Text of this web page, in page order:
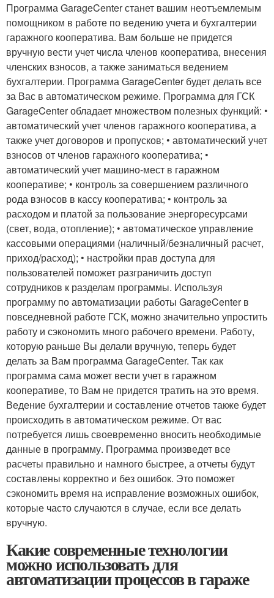
Программа GarageCenter станет вашим неотъемлемым
помощником в работе по ведению учета и бухгалтерии
гаражного кооператива. Вам больше не придется
вручную вести учет числа членов кооператива, внесения
членских взносов, а также заниматься ведением
бухгалтерии. Программа GarageCenter будет делать все
за Вас в автоматическом режиме. Программа для ГСК
GarageCenter обладает множеством полезных функций: •
автоматический учет членов гаражного кооператива, а
также учет договоров и пропусков; • автоматический учет
взносов от членов гаражного кооператива; •
автоматический учет машино-мест в гаражном
кооперативе; • контроль за совершением различного
рода взносов в кассу кооператива; • контроль за
расходом и платой за пользование энергоресурсами
(свет, вода, отопление); • автоматическое управление
кассовыми операциями (наличный/безналичный расчет,
приход/расход); • настройки прав доступа для
пользователей поможет разграничить доступ
сотрудников к разделам программы. Используя
программу по автоматизации работы GarageCenter в
повседневной работе ГСК, можно значительно упростить
работу и сэкономить много рабочего времени. Работу,
которую раньше Вы делали вручную, теперь будет
делать за Вам программа GarageCenter. Так как
программа сама может вести учет в гаражном
кооперативе, то Вам не придется тратить на это время.
Ведение бухгалтерии и составление отчетов также будет
происходить в автоматическом режиме. От вас
потребуется лишь своевременно вносить необходимые
данные в программу. Программа произведет все
расчеты правильно и намного быстрее, а отчеты будут
составлены корректно и без ошибок. Это поможет
сэкономить время на исправление возможных ошибок,
которые часто случаются в случае, если все делать
вручную.
Какие современные технологии
можно использовать для
автоматизации процессов в гараже